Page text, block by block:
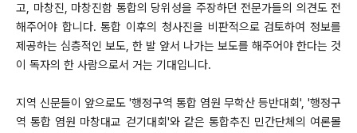
고, 마창진, 마창진함 통합의 당위성을 주장하던 전문가들의 의견도 전
해주어야 합니다. 통합 이후의 청사진을 비판적으로 검토하여 정보를
제공하는 심층적인 보도, 한 발 앞서 나가는 보도를 해주어야 한다는 것
이 독자의 한 사람으로서 거는 기대입니다.
지역 신문들이 앞으로도 '행정구역 통합 염원 무학산 등반대회', '행정구
역 통합 염원 마창대교 걷기대회'와 같은 통합추진 민간단체의 여론몰